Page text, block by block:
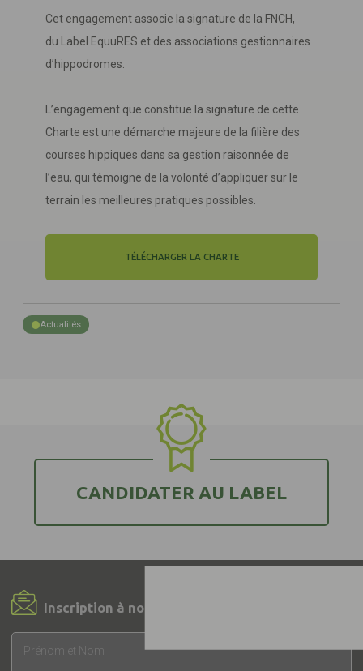
Cet engagement associe la signature de la FNCH,
du Label EquuRES et des associations gestionnaires
d’hippodromes.
L’engagement que constitue la signature de cette
Charte est une démarche majeure de la filière des
courses hippiques dans sa gestion raisonnée de
l’eau, qui témoigne de la volonté d’appliquer sur le
terrain les meilleures pratiques possibles.
TÉLÉCHARGER LA CHARTE
Actualités
CANDIDATER AU LABEL
Inscription à notre Newsletter !